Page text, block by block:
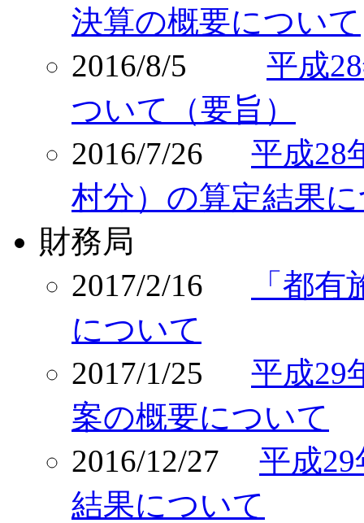
決算の概要について
2016/8/5 平成
ついて（要旨）
2016/7/26 平成28
村分）の算定結果
財務局
2017/2/16
「都
について
2017/1/25 平成29
案の概要について
2016/12/27 平成
結果について